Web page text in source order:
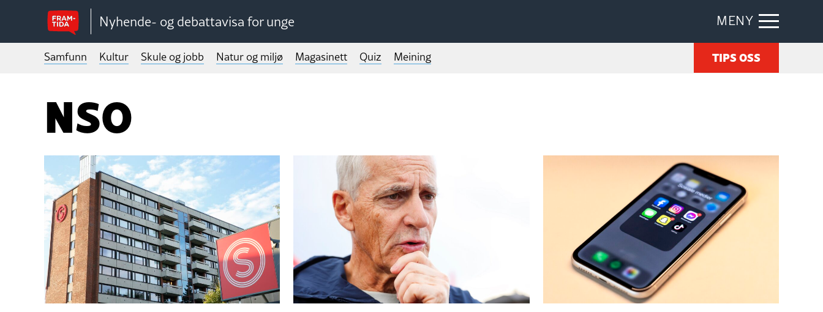
Nyhende- og debattavisa for unge MENY
Samfunn Kultur Skule og jobb Natur og miljø Magasinett Quiz Meining TIPS OSS
NSO